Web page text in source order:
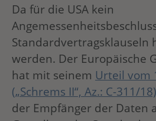
Da für die USA kein
Standardvertragsklauseln
werden. Der Europäische
hat mit seinem Urteil vom
(„Schrems II“, Az.: C-311/18)
der Empfänger der Daten